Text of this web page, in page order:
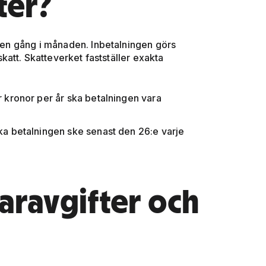
gång i månaden. Inbetalningen görs
Skatteverket fastställer exakta
per år ska betalningen vara
betalningen ske senast den 26:e varje
och